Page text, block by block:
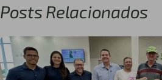
Posts Relacionados